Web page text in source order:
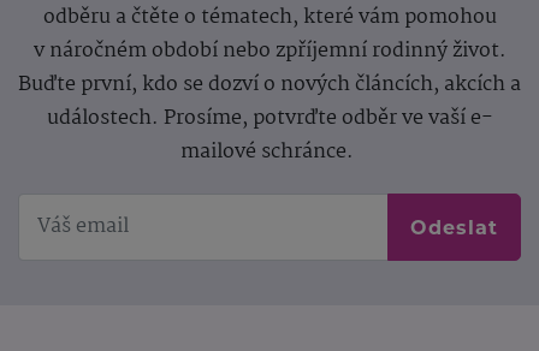
odběru a čtěte o tématech, které vám pomohou
v náročném období nebo zpříjemní rodinný život.
Buďte první, kdo se dozví o nových článcích, akcích a
událostech. Prosíme, potvrďte odběr ve vaší e-
mailové schránce.
Odeslat